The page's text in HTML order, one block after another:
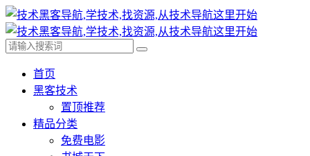
首页
黑客技术
置顶推荐
精品分类
免费电影